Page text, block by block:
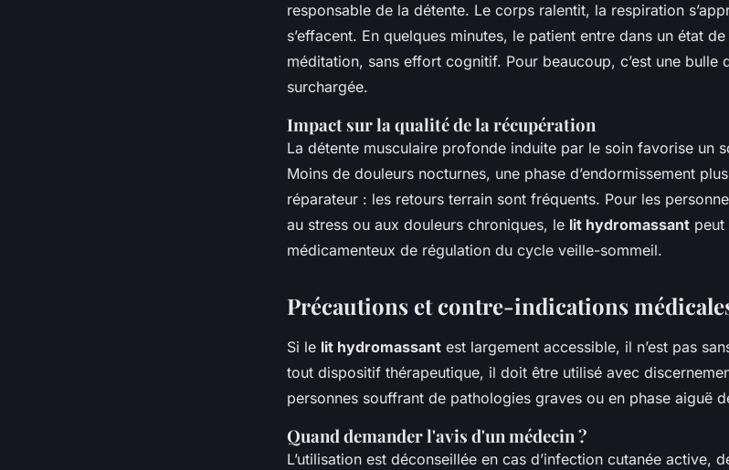
responsable de la détente. Le corps ralentit, la respiration
s’effacent. En quelques minutes, le patient entre dans un état
méditation, sans effort cognitif. Pour beaucoup, c’est une bulle
surchargée.
Impact sur la qualité de la récupération
La détente musculaire profonde induite par le soin favorise un
Moins de douleurs nocturnes, une phase d’endormissement
réparateur : les retours terrain sont fréquents. Pour les
au stress ou aux douleurs chroniques, le lit hydromassant peut
médicamenteux de régulation du cycle veille-sommeil.
Précautions et contre-indications
Si le lit hydromassant est largement accessible, il n’est pas
tout dispositif thérapeutique, il doit être utilisé avec
personnes souffrant de pathologies graves ou en phase aiguë
Quand demander l'avis d'un médecin ?
L’utilisation est déconseillée en cas d’infection cutanée active,